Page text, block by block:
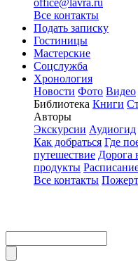
Все контакты
Подать записку
Гостиницы
Мастерские
Соцслужба
Хронология
Новости Фото Видео
Библиотека Книги
Авторы
Экскурсии Аудиогид
Как добраться Где
путешествие Дорога
продукты
Все контакты